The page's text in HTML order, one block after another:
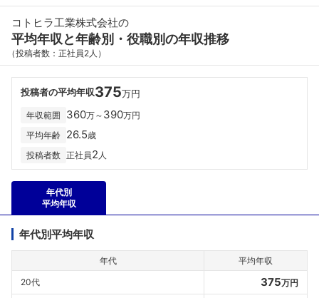
コトヒラ工業株式会社の
平均年収と年齢別・役職別の年収推移
（投稿者数：正社員2人）
投稿者の平均年収375万円
年収範囲 360万～ 390万円
平均年齢 26.5歳
投稿者数 正社員2 人
年代別
平均年収
年代別平均年収
年代
平均年収
20代
375万円